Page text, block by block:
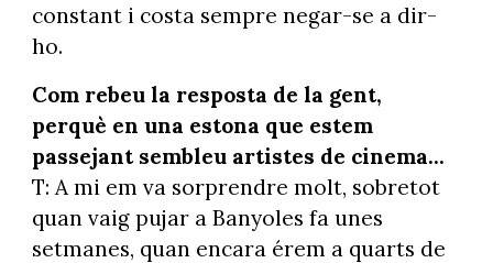
constant i costa sempre negar-se a dir-
ho.
Com rebeu la resposta de la gent,
perquè en una estona que estem
passejant sembleu artistes de cinema...
T: A mi em va sorprendre molt, sobretot
quan vaig pujar a Banyoles fa unes
setmanes, quan encara érem a quarts de